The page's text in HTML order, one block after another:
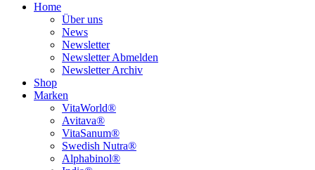
Home
Über uns
News
Newsletter
Newsletter Abmelden
Newsletter Archiv
Shop
Marken
VitaWorld®
Avitava®
VitaSanum®
Swedish Nutra®
Alphabinol®